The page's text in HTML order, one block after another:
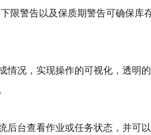
限警告以及保质期警告可确保库
情况，实现操作的可视化，透明
后台查看作业或任务状态，并可